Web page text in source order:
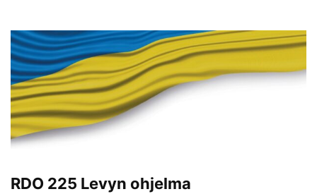
RDO 225 Levyn ohjelma